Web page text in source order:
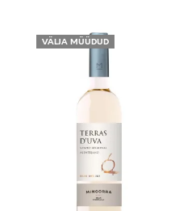
VÄLJA MÜÜDUD